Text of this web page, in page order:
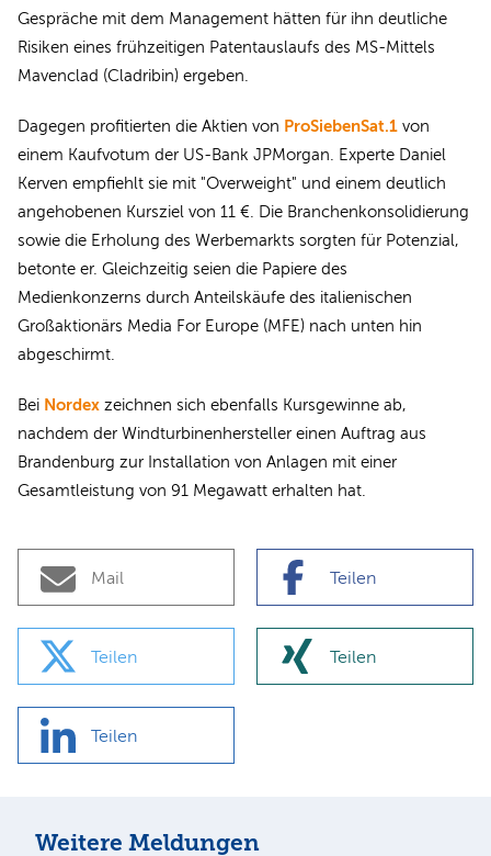
Gespräche mit dem Management hätten für ihn deutliche
Risiken eines frühzeitigen Patentauslaufs des MS-Mittels
Mavenclad (Cladribin) ergeben.
Dagegen profitierten die Aktien von ProSiebenSat.1 von
einem Kaufvotum der US-Bank JPMorgan. Experte Daniel
Kerven empfiehlt sie mit "Overweight" und einem deutlich
angehobenen Kursziel von 11 €. Die Branchenkonsolidierung
sowie die Erholung des Werbemarkts sorgten für Potenzial,
betonte er. Gleichzeitig seien die Papiere des
Medienkonzerns durch Anteilskäufe des italienischen
Großaktionärs Media For Europe (MFE) nach unten hin
abgeschirmt.
Bei Nordex zeichnen sich ebenfalls Kursgewinne ab,
nachdem der Windturbinenhersteller einen Auftrag aus
Brandenburg zur Installation von Anlagen mit einer
Gesamtleistung von 91 Megawatt erhalten hat.
Mail Teilen
Teilen Teilen
Teilen
Weitere Meldungen